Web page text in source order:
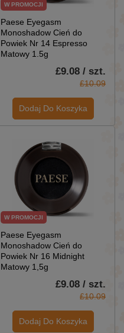
W PROMOCJI
Paese Eyegasm
Monoshadow Cień do
Powiek Nr 14 Espresso
Matowy 1.5g
£9.08 / szt.
£10.09
Dodaj Do Koszyka
W PROMOCJI
Paese Eyegasm
Monoshadow Cień do
Powiek Nr 16 Midnight
Matowy 1,5g
£9.08 / szt.
£10.09
Dodaj Do Koszyka